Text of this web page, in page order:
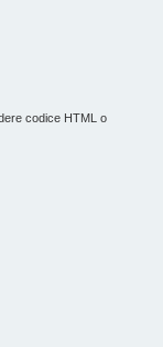
codice HTML o